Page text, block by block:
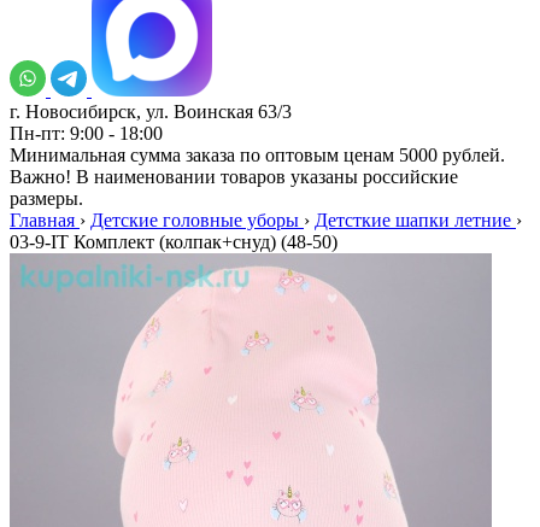
г. Новосибирск, ул. Воинская 63/3
Пн-пт: 9:00 - 18:00
Минимальная сумма заказа по оптовым ценам 5000 рублей.
Важно! В наименовании товаров указаны российские
размеры.
Главная › Детские головные уборы › Детсткие шапки летние ›
03-9-IT Комплект (колпак+снуд) (48-50)